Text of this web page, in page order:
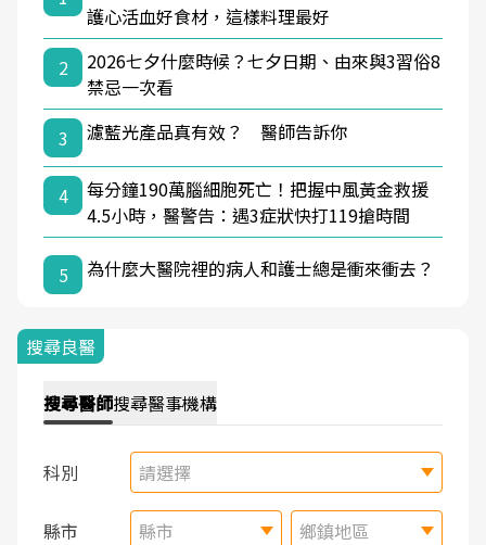
護心活血好食材，這樣料理最好
2
2026七夕什麼時候？七夕日期、由來與3習俗8
禁忌一次看
3
濾藍光產品真有效？ 醫師告訴你
4
每分鐘190萬腦細胞死亡！把握中風黃金救援
4.5小時，醫警告：遇3症狀快打119搶時間
5 為什麼大醫院裡的病人和護士總是衝來衝去？
搜尋良醫
搜尋醫師搜尋醫事機構
科別 請選擇
縣市 縣市 鄉鎮地區